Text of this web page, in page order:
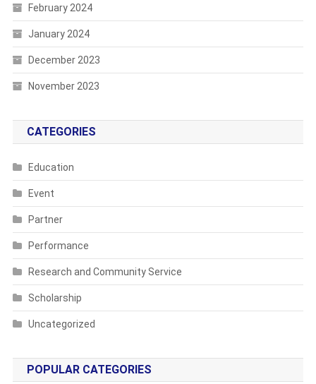
February 2024
January 2024
December 2023
November 2023
CATEGORIES
Education
Event
Partner
Performance
Research and Community Service
Scholarship
Uncategorized
POPULAR CATEGORIES